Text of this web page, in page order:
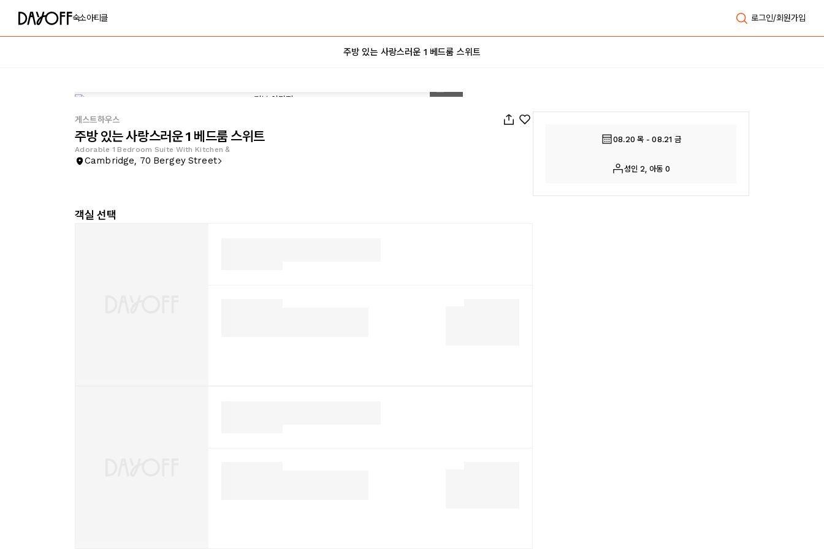
숙소아티클 로그인/회원가입
주방 있는 사랑스러운 1 베드룸 스위트
게스트하우스
주방 있는 사랑스러운 1 베드룸 스위트
Adorable 1 Bedroom Suite With Kitchen &
Cambridge, 70 Bergey Street
객실 선택
08.20 목 - 08.21 금
성인 2, 아동 0